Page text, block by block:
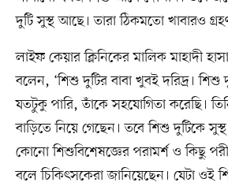
দুটি সুস্থ আছে। তারা ঠিকমতো খাবারও
লাইফ কেয়ার ক্লিনিকের মালিক মাহাদী
বলেন, ‘শিশু দুটির বাবা খুবই দরিদ্র।
যতটুকু পারি, তাঁকে সহযোগিতা করেছি।
বাড়িতে নিয়ে গেছেন। তবে শিশু দুটিকে
কোনো শিশুবিশেষজ্ঞের পরামর্শ ও কিছু
বলে চিকিৎসকেরা জানিয়েছেন। যেটা ওই